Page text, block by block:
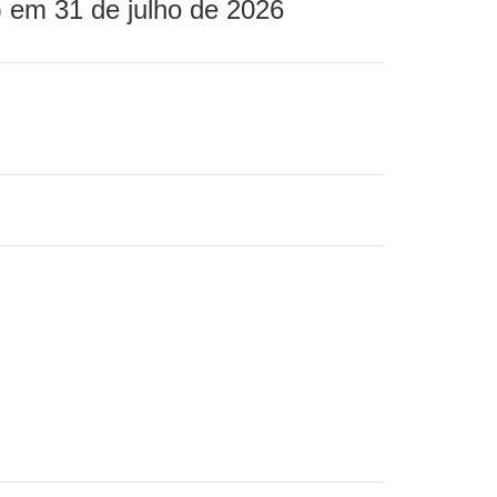
31 de julho de 2026